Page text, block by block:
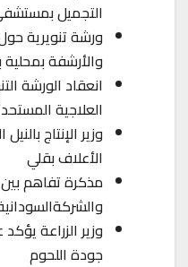
التجميل
ورشة تنويرية
والأرشفة
انعقاد الورشة
العلاجية
وزير الإنتاج
الأعلاف بقلي
مذكرة تفاهم بين
وزير الزراعة
جودة اللحوم